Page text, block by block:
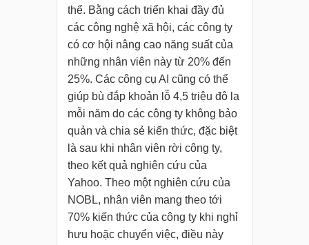
thể. Bằng cách triển khai đầy đủ
các công nghệ xã hội, các công ty
có cơ hội nâng cao năng suất của
những nhân viên này từ 20% đến
25%. Các công cụ AI cũng có thể
giúp bù đắp khoản lỗ 4,5 triệu đô la
mỗi năm do các công ty không bảo
quản và chia sẻ kiến thức, đặc biệt
là sau khi nhân viên rời công ty,
theo kết quả nghiên cứu của
Yahoo. Theo một nghiên cứu của
NOBL, nhân viên mang theo tới
70% kiến thức của công ty khi nghỉ
hưu hoặc chuyển việc, điều này